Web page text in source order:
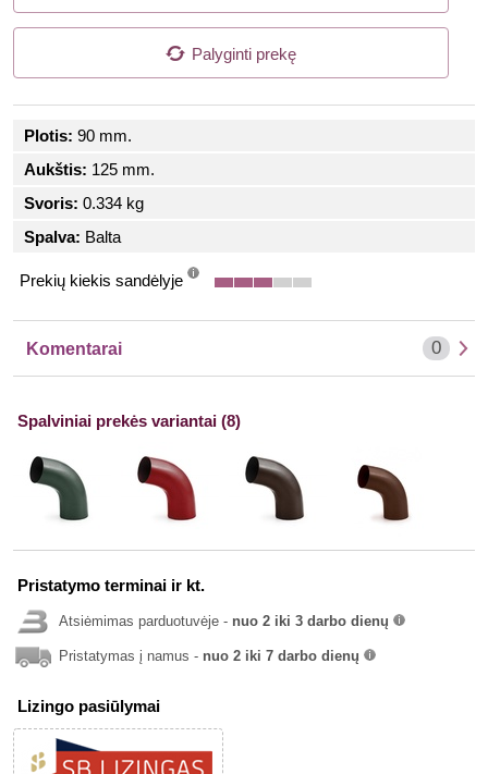
Palyginti prekę
Plotis: 90 mm.
Aukštis: 125 mm.
Svoris: 0.334 kg
Spalva: Balta
Prekių kiekis sandėlyje
Komentarai 0
Spalviniai prekės variantai (8)
Pristatymo terminai ir kt.
Atsiėmimas parduotuvėje - nuo 2 iki 3 darbo dienų
Pristatymas į namus - nuo 2 iki 7 darbo dienų
Lizingo pasiūlymai